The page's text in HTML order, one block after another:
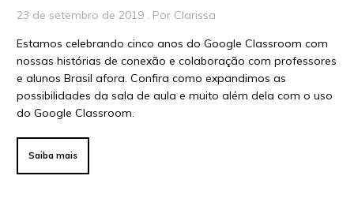
Para Educadores
Para Instituições
Para Líderes
23 de setembro de 2019 . Por Clarissa
Estamos celebrando cinco anos do Google Classroom com
nossas histórias de conexão e colaboração com professores
e alunos Brasil afora. Confira como expandimos as
possibilidades da sala de aula e muito além dela com o uso
do Google Classroom.
Saiba mais